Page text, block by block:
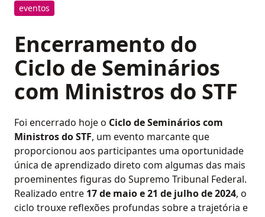
eventos
Encerramento do
Ciclo de Seminários
com Ministros do STF
Foi encerrado hoje o Ciclo de Seminários com
Ministros do STF, um evento marcante que
proporcionou aos participantes uma oportunidade
única de aprendizado direto com algumas das mais
proeminentes figuras do Supremo Tribunal Federal.
Realizado entre 17 de maio e 21 de julho de 2024, o
ciclo trouxe reflexões profundas sobre a trajetória e